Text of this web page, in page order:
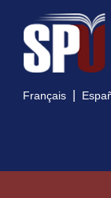
Français |